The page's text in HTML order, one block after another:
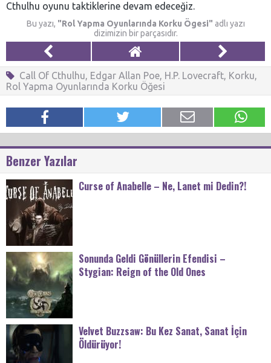
Cthulhu oyunu taktiklerine devam edeceğiz.
Bu yazı, "Rol Yapma Oyunlarında Korku Ögesi" adlı yazı
dizimizin bir parçasıdır.
Call Of Cthulhu, Edgar Allan Poe, H.P. Lovecraft, Korku,
Rol Yapma Oyunlarında Korku Öğesi
Benzer Yazılar
Curse of Anabelle – Ne, Lanet mi Dedin?!
Sonunda Geldi Gönüllerin Efendisi –
Stygian: Reign of the Old Ones
Velvet Buzzsaw: Bu Kez Sanat, Sanat İçin
Öldürüyor!